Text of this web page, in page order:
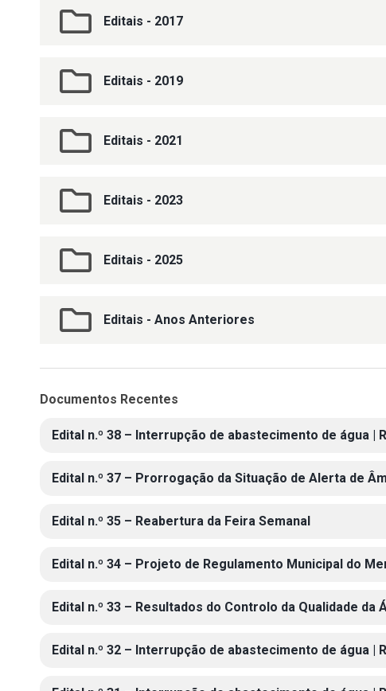
Editais - 2017
Editais - 2019
Editais - 2021
Editais - 2023
Editais - 2025
Editais - Anos Anteriores
Documentos Recentes
Edital n.º 38 – Interrupção de abastecimento de água |
Edital n.º 37 – Prorrogação da Situação de Alerta de
Edital n.º 35 – Reabertura da Feira Semanal
Edital n.º 34 – Projeto de Regulamento Municipal do
Edital n.º 33 – Resultados do Controlo da Qualidade
Edital n.º 32 – Interrupção de abastecimento de água |